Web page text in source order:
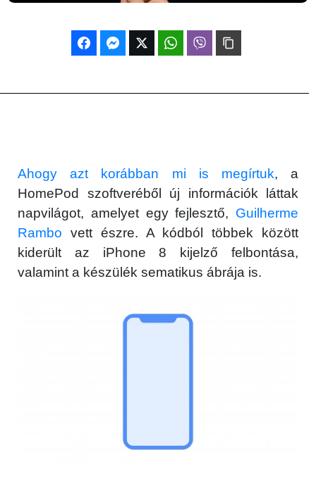
Ahogy azt korábban mi is megírtuk, a
HomePod szoftveréből új információk láttak
napvilágot, amelyet egy fejlesztő, Guilherme
Rambo vett észre. A kódból többek között
kiderült az iPhone 8 kijelző felbontása,
valamint a készülék sematikus ábrája is.